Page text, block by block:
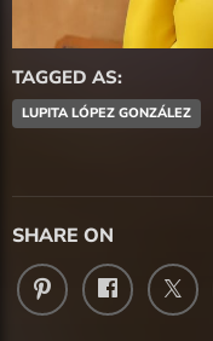
TAGGED AS:
LUPITA LÓPEZ GONZÁLEZ
SHARE ON